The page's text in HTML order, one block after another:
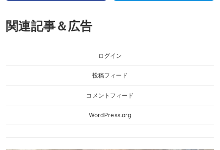
関連記事＆広告
ログイン
投稿フィード
コメントフィード
WordPress.org